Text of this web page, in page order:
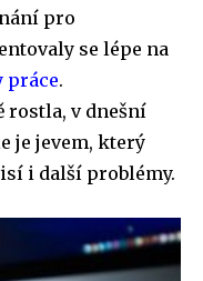
pro
se lépe na
práce.
rostla, v dnešní
je jevem, který
i další problémy.